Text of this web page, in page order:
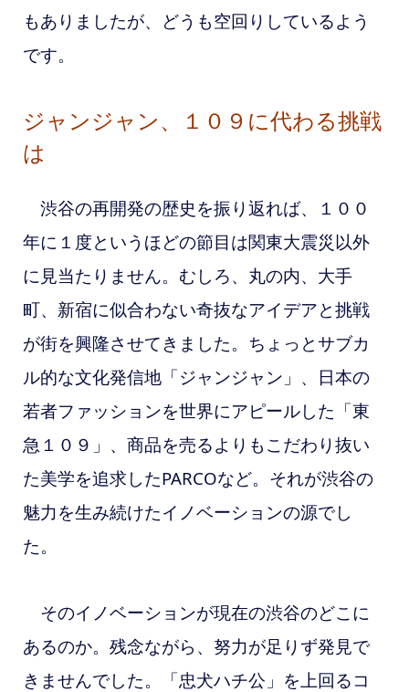
もありましたが、どうも空回りしているよう
です。
ジャンジャン、１０９に代わる挑戦
は
渋谷の再開発の歴史を振り返れば、１００
年に１度というほどの節目は関東大震災以外
に見当たりません。むしろ、 丸の内、大手
町、新宿に似合わない奇抜なアイデアと挑戦
が街を興隆させてきました。ちょっとサブカ
ル的な文化発信地「ジャンジャン」、日本の
若者ファッションを世界にアピールした「東
急１０９」、商品を売るよりもこだわり抜い
た美学を追求したPARCOなど。それが渋谷の
魅力を生み続けたイノベーションの源でし
た。
そのイノベーションが現在の渋谷のどこに
あるのか。残念ながら、努力が足りず発見で
きませんでした。「忠犬ハチ公」を上回るコ